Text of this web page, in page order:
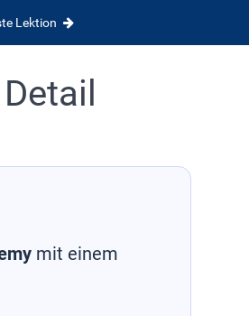
Lektion
mit einem